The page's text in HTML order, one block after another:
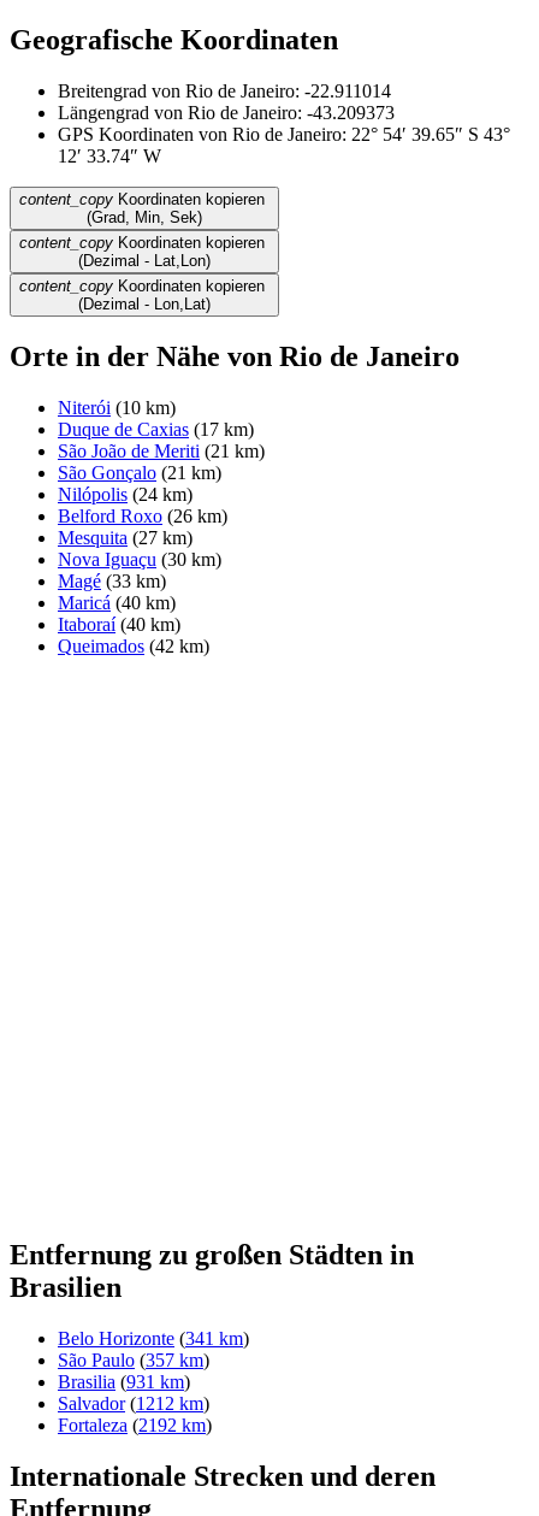
Geografische Koordinaten
Breitengrad von Rio de Janeiro: -22.911014
Längengrad von Rio de Janeiro: -43.209373
GPS Koordinaten von Rio de Janeiro: 22° 54′ 39.65″ S 43°
12′ 33.74″ W
content_copy Koordinaten kopieren
(Grad, Min, Sek)
content_copy Koordinaten kopieren
(Dezimal - Lat,Lon)
content_copy Koordinaten kopieren
(Dezimal - Lon,Lat)
Orte in der Nähe von Rio de Janeiro
Niterói (10 km)
Duque de Caxias (17 km)
São João de Meriti (21 km)
São Gonçalo (21 km)
Nilópolis (24 km)
Belford Roxo (26 km)
Mesquita (27 km)
Nova Iguaçu (30 km)
Magé (33 km)
Maricá (40 km)
Itaboraí(40 km)
Queimados (42 km)
Entfernung zu großen Städten in
Brasilien
Belo Horizonte (341 km)
São Paulo (357 km)
Brasilia (931 km)
Salvador(1212 km)
Fortaleza (2192 km)
Internationale Strecken und deren
Entfernung